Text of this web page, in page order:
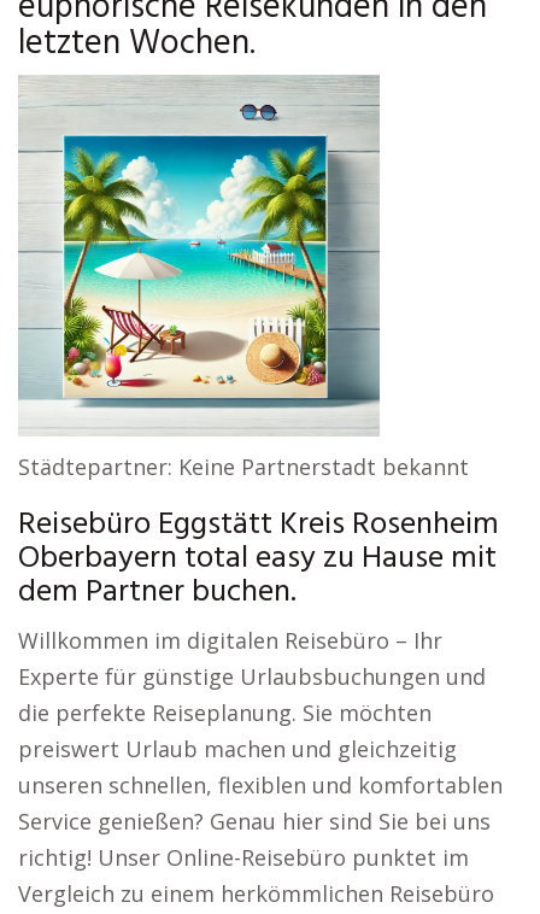
letzten Wochen.
Städtepartner: Keine Partnerstadt bekannt
Reisebüro Eggstätt Kreis Rosenheim
Oberbayern total easy zu Hause mit
dem Partner buchen.
Willkommen im digitalen Reisebüro – Ihr
Experte für günstige Urlaubsbuchungen und
die perfekte Reiseplanung. Sie möchten
preiswert Urlaub machen und gleichzeitig
unseren schnellen, flexiblen und komfortablen
Service genießen? Genau hier sind Sie bei uns
richtig! Unser Online-Reisebüro punktet im
Vergleich zu einem herkömmlichen Reisebüro